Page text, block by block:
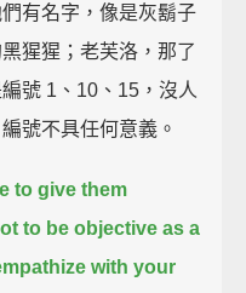
有名字，像是灰鬍子
猩猩；老芙洛，那了
號 1、10、15，沒人
號不具任何意義。
to give them
to be objective as a
with your